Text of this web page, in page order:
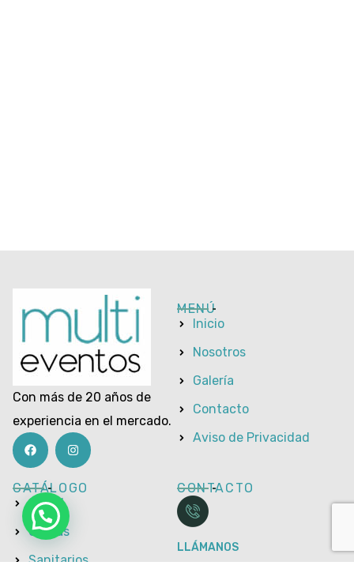
Con más de 20 años de
experiencia en el mercado.
MENÚ
Inicio
Nosotros
Galería
Contacto
Aviso de Privacidad
CATÁLOGO
Social
Carpas
Sanitarios
CONTACTO
LLÁMANOS